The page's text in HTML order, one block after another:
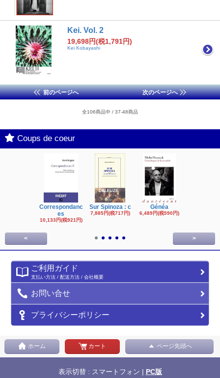
Kei. Vol. 2
19,698円(税1,791円)
Kei Kobayashi
前のページへ 次のページへ
全106商品中 / 37-48商品
Coups de coeur
Correspondanc
es
10,133円(税921円)
Sur Spinoza : c
7,885円(税717円)
Généa
6,489円(税590円)
< >
ご利用ガイド
支払い方法 / 配送方法 / 会社概要
お問い合せ
プライバシーポリシー
ホーム カート ページ先頭へ
表示切替 : スマートフォン | PC版